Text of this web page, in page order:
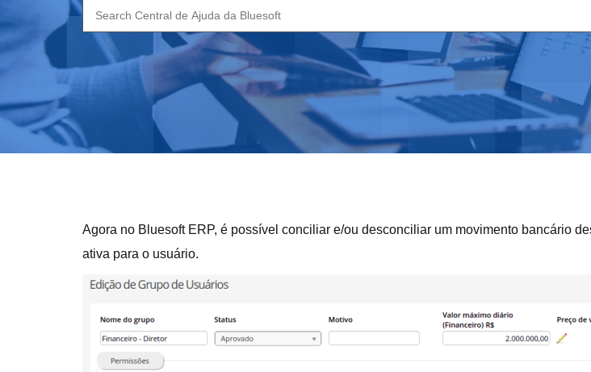
Search
for:
Agora no Bluesoft ERP, é possível conciliar e/ou desconciliar um movimento bancário
ativa para o usuário.